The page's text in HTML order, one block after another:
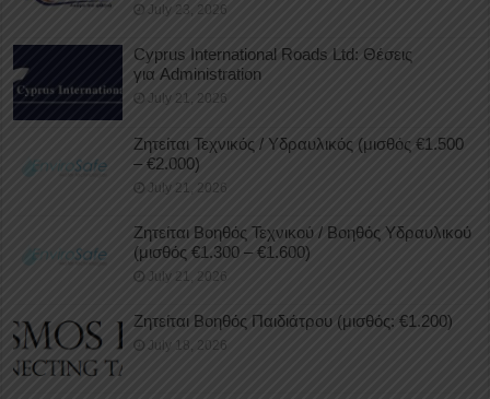
July 23, 2026
Cyprus International Roads Ltd: Θέσεις
για Administration
July 21, 2026
Ζητείται Τεχνικός / Υδραυλικός (μισθός €1.500
– €2.000)
July 21, 2026
Ζητείται Βοηθός Τεχνικού / Βοηθός Υδραυλικού
(μισθός €1.300 – €1.600)
July 21, 2026
Ζητείται Βοηθός Παιδιάτρου (μισθός: €1.200)
July 18, 2026